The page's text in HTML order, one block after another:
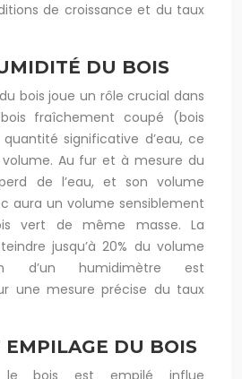
de croissance et du taux
DU BOIS
bois joue un rôle crucial dans
fraîchement coupé (bois
significative d’eau, ce
Au fur et à mesure du
de l’eau, et son volume
aura un volume sensiblement
vert de même masse. La
jusqu’à 20% du volume
d’un humidimètre est
une mesure précise du taux
EMPILAGE DU BOIS
bois est empilé influe